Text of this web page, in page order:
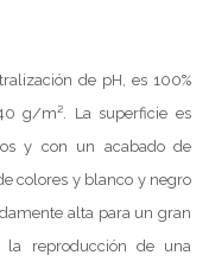
de pH, es 100%
g/m². La superficie es
y con un acabado de
colores y blanco y negro
alta para un gran
la reproducción de una